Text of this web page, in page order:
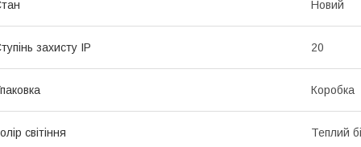
Новий
захисту IP 20
Коробка
світіння Теплий